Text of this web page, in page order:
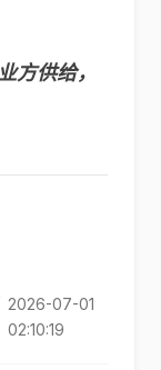
方供给，
2026-07-01
02:10:19